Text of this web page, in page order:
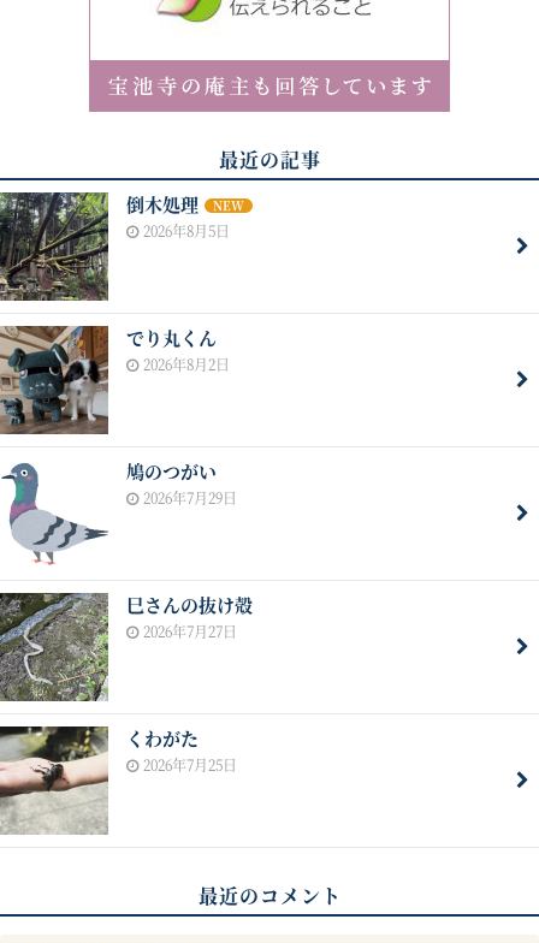
最近の記事
倒木処理 NEW
2026年8月5日
でり丸くん
2026年8月2日
鳩のつがい
2026年7月29日
巳さんの抜け殻
2026年7月27日
くわがた
2026年7月25日
最近のコメント